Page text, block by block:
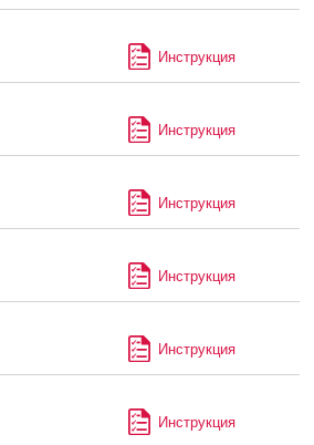
Инструкция
Инструкция
Инструкция
Инструкция
Инструкция
Инструкция